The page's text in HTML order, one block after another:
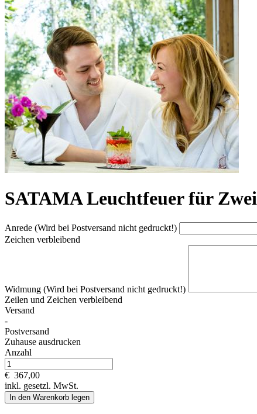
SATAMA Leuchtfeuer für Zwei
Anrede (Wird bei Postversand nicht gedruckt!)
Zeichen verbleibend
Widmung (Wird bei Postversand nicht gedruckt!)
Zeilen und Zeichen verbleibend
Versand
-
Postversand
Zuhause ausdrucken
Anzahl
€ 367,00
inkl. gesetzl. MwSt.
In den Warenkorb legen